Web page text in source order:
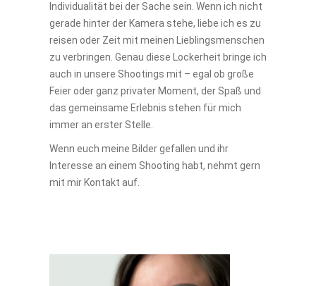
Individualität bei der Sache sein. Wenn ich nicht
gerade hinter der Kamera stehe, liebe ich es zu
reisen oder Zeit mit meinen Lieblingsmenschen
zu verbringen. Genau diese Lockerheit bringe ich
auch in unsere Shootings mit – egal ob große
Feier oder ganz privater Moment, der Spaß und
das gemeinsame Erlebnis stehen für mich
immer an erster Stelle.
Wenn euch meine Bilder gefallen und ihr
Interesse an einem Shooting habt, nehmt gern
mit mir Kontakt auf.